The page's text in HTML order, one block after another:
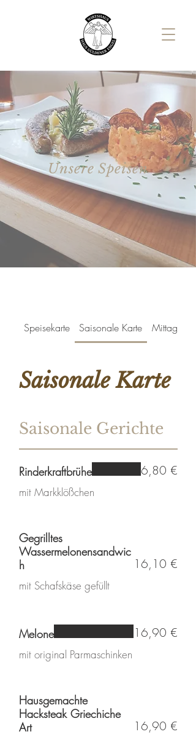
Unsere Speisen
Speisekarte Saisonale Karte Mittagstisch
Saisonale Karte
Saisonale Gerichte
Rinderkraftbrühe
mit Markklößchen
6,80 €
Gegrilltes
Wassermelonensandwic
h
mit Schafskäse gefüllt
16,10 €
Melone
mit original Parmaschinken
16,90 €
Hausgemachte
Hacksteak Griechiche
Art
16,90 €